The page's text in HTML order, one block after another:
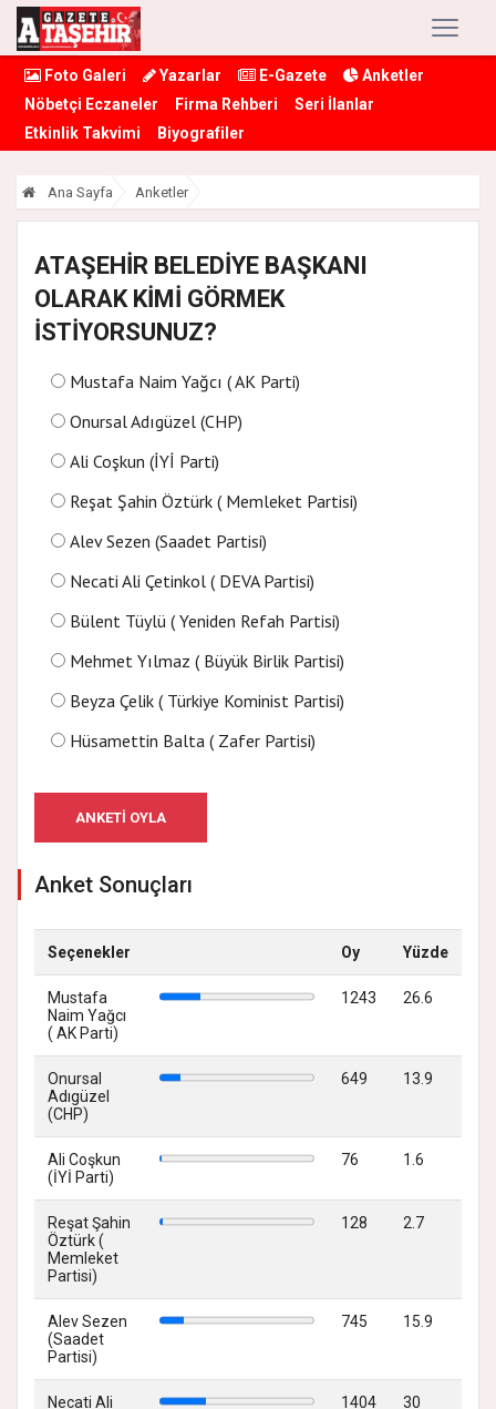
Foto Galeri Yazarlar E-Gazete
Anketler
Nöbetçi Eczaneler
Firma Rehberi
Seri İlanlar
Etkinlik Takvimi
Biyografiler
Ana Sayfa Anketler
ATAŞEHİR BELEDİYE BAŞKANI
OLARAK KİMİ GÖRMEK
İSTİYORSUNUZ?
Mustafa Naim Yağcı ( AK Parti)
Onursal Adıgüzel (CHP)
Ali Coşkun (İYİ Parti)
Reşat Şahin Öztürk ( Memleket Partisi)
Alev Sezen (Saadet Partisi)
Necati Ali Çetinkol ( DEVA Partisi)
Bülent Tüylü ( Yeniden Refah Partisi)
Mehmet Yılmaz ( Büyük Birlik Partisi)
Beyza Çelik ( Türkiye Kominist Partisi)
Hüsamettin Balta ( Zafer Partisi)
ANKETI OYLA
Anket Sonuçları
Seçenekler Oy Yüzde
Mustafa
Naim Yağcı
( AK Parti)
1243 26.6
Onursal
Adıgüzel
(CHP)
649 13.9
Ali Coşkun
(İYİ Parti)
76 1.6
Reşat Şahin
Öztürk (
Memleket
Partisi)
128 2.7
Alev Sezen
(Saadet
Partisi)
745 15.9
Necati Ali
1404 30